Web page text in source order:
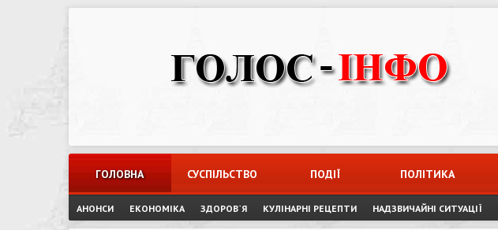
ГОЛОВНА СУСПІЛЬСТВО ПОДІЇ ПОЛІТИКА
АНОНСИ ЕКОНОМІКА ЗДОРОВ`Я КУЛІНАРНІ РЕЦЕПТИ НАДЗВИЧАЙНІ СИТУАЦІЇ